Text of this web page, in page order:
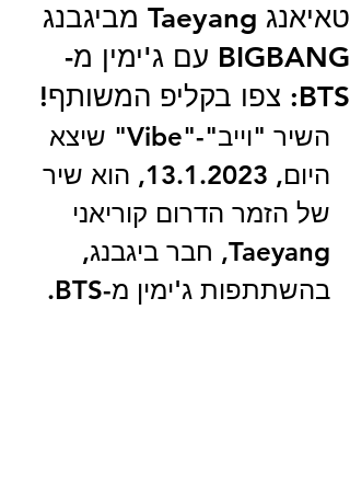
טאיאנג Taeyang מביגבנג
BIGBANG עם ג'ימין מ-
BTS: צפו בקליפ המשותף!
השיר "וייב"-"Vibe" שיצא
היום, 13.1.2023, הוא שיר
של הזמר הדרום קוריאני
Taeyang, חבר ביגבנג,
בהשתתפות ג'ימין מ-BTS.